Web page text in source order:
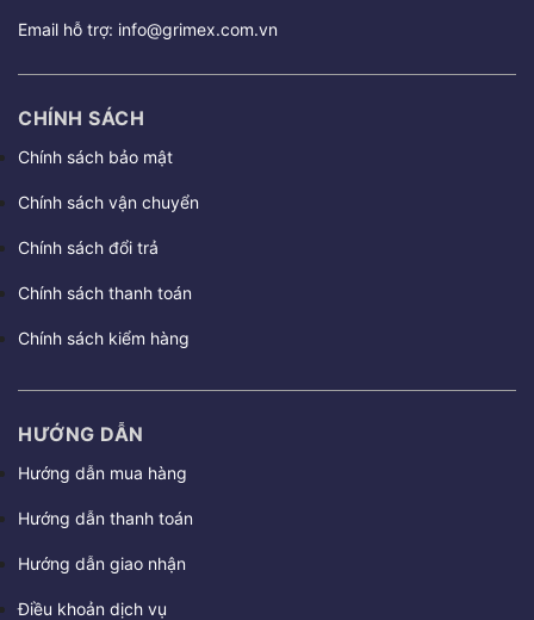
Email hỗ trợ: info@grimex.com.vn
CHÍNH SÁCH
Chính sách bảo mật
Chính sách vận chuyển
Chính sách đổi trả
Chính sách thanh toán
Chính sách kiểm hàng
HƯỚNG DẪN
Hướng dẫn mua hàng
Hướng dẫn thanh toán
Hướng dẫn giao nhận
Điều khoản dịch vụ